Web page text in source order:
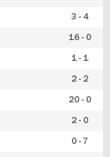
3 - 4
16 - 0
1 - 1
2 - 2
20 - 0
2 - 0
0 - 7